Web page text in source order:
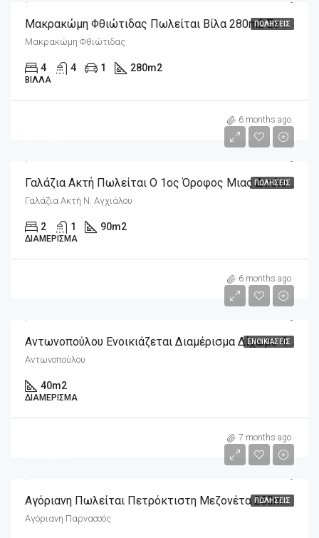
ΠΩΛΉΣΕΙΣ
Μακρακώμη Φθιώτιδας Πωλείται Βίλα 280m2 Σε 4.032m2 Οικόπεδο Με Πισίνα
Μακρακώμη Φθιώτιδας
4 4 1 280m2
ΒΊΛΛΑ
6 months ago
ΠΩΛΉΣΕΙΣΓαλάζια Ακτή Πωλείται Ο 1ος Όροφος Μιας Διπλοκατοικίας 90m2 Μπροστά Στη Θάλασσα
Γαλάζια Ακτή Ν. Αγχιάλου
2 1 90m2
ΔΙΑΜΈΡΙΣΜΑ
6 months ago
ΕΝΟΙΚΙΆΣΕΙΣΑντωνοπούλου Ενοικιάζεται Διαμέρισμα Δίχωρο 40m2
Αντωνοπούλου
40m2
ΔΙΑΜΈΡΙΣΜΑ
7 months ago
ΠΩΛΉΣΕΙΣ
Αγόριανη Πωλείται Πετρόκτιστη Μεζονέτα 260m2 Σε 300m2 Οικόπεδο
Αγόριανη Παρνασσός